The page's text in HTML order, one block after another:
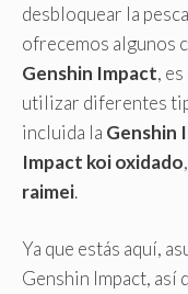
desbloquear la
ofrecemos algunos
Genshin Impact,
utilizar diferentes
incluida la Genshin
Impact koi oxidado
raimei.
Ya que estás aquí,
Genshin Impact, así